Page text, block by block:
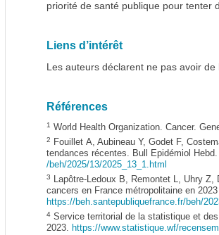
priorité de santé publique pour tenter
Liens d’intérêt
Les auteurs déclarent ne pas avoir de
Références
1 World Health Organization. Cancer.
2
Fouillet A, Aubineau Y, Godet F,
tendances récentes. Bull Epidémiol
/beh/2025/13/2025_13_1.html
3
Lapôtre-Ledoux B, Remontet L, Uhry
cancers en France métropolitaine en
https://beh.santepubliquefrance.fr/beh/
4 Service territorial de la statistique et
2023. https://www.statistique.wf/